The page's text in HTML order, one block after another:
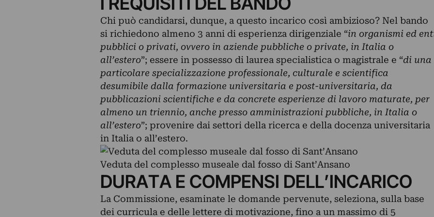
Chi può candidarsi, dunque, a questo incarico così ambizioso? Nel bando
si richiedono almeno 3 anni di esperienza dirigenziale “in organismi ed
pubblici o privati, ovvero in aziende pubbliche o private, in Italia o
all’estero”; essere in possesso di laurea specialistica o magistrale e “di una
particolare specializzazione professionale, culturale e scientifica
desumibile dalla formazione universitaria e post-universitaria, da
pubblicazioni scientifiche e da concrete esperienze di lavoro maturate, per
almeno un triennio, anche presso amministrazioni pubbliche, in Italia o
all’estero”; provenire dai settori della ricerca e della docenza universitaria
in Italia o all’estero.
Veduta del complesso museale dal fosso di Sant’Ansano
DURATA E COMPENSI DELL’INCARICO
La Commissione, esaminate le domande pervenute, seleziona, sulla base
dei curricula e delle lettere di motivazione, fino a un massimo di 5